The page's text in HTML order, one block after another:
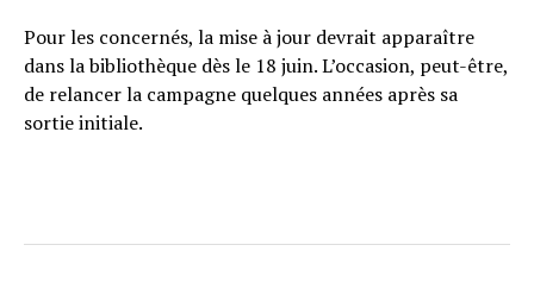
Pour les concernés, la mise à jour devrait apparaître
dans la bibliothèque dès le 18 juin. L’occasion, peut-être,
de relancer la campagne quelques années après sa
sortie initiale.